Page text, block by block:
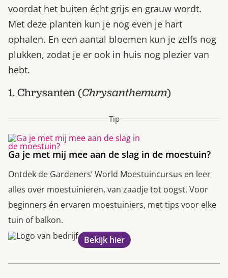
voordat het buiten écht grijs en grauw wordt.
Met deze planten kun je nog even je hart
ophalen. En een aantal bloemen kun je zelfs nog
plukken, zodat je er ook in huis nog plezier van
hebt.
1. Chrysanten (Chrysanthemum)
Tip
Ga je met mij mee aan de slag in de moestuin?
Ontdek de Gardeners’ World Moestuincursus en leer
alles over moestuinieren, van zaadje tot oogst. Voor
beginners én ervaren moestuiniers, met tips voor elke
tuin of balkon.
Bekijk hier